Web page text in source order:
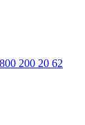
200 20 62